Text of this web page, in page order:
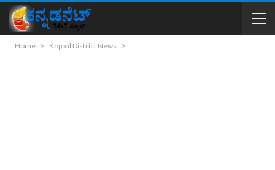
Home Koppal District News